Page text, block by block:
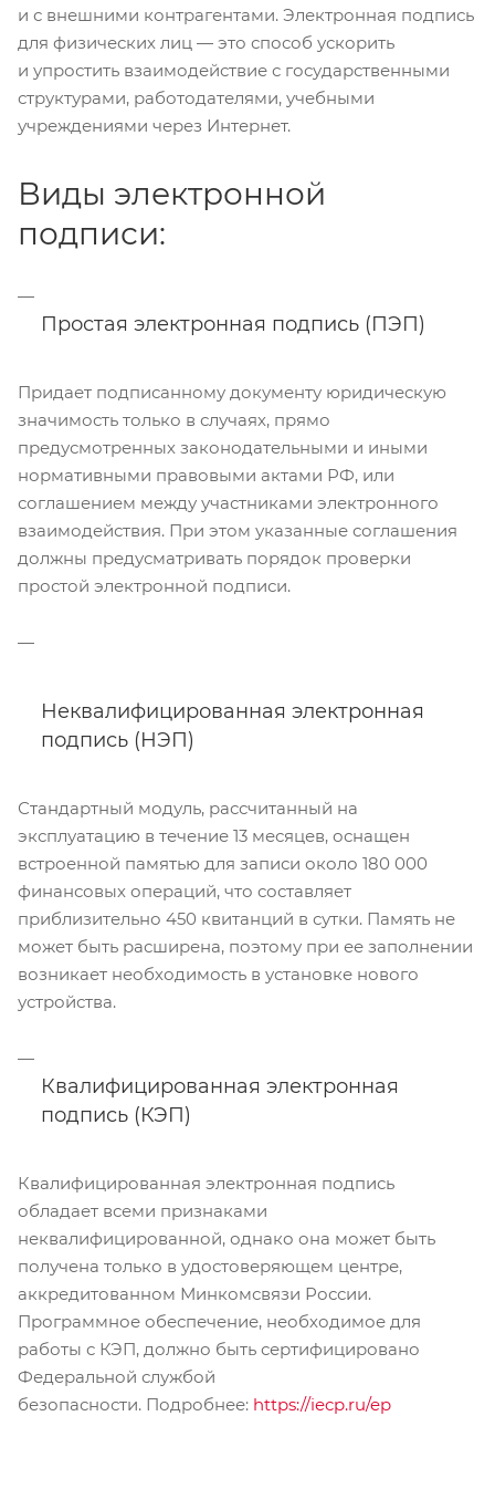
и с внешними контрагентами. Электронная подпись
для физических лиц — это способ ускорить
и упростить взаимодействие с государственными
структурами, работодателями, учебными
учреждениями через Интернет.
Виды электронной
подписи:
Простая электронная подпись (ПЭП)
Придает подписанному документу юридическую
значимость только в случаях, прямо
предусмотренных законодательными и иными
нормативными правовыми актами РФ, или
соглашением между участниками электронного
взаимодействия. При этом указанные соглашения
должны предусматривать порядок проверки
простой электронной подписи.
Неквалифицированная электронная
подпись (НЭП)
Стандартный модуль, рассчитанный на
эксплуатацию в течение 13 месяцев, оснащен
встроенной памятью для записи около 180 000
финансовых операций, что составляет
приблизительно 450 квитанций в сутки. Память не
может быть расширена, поэтому при ее заполнении
возникает необходимость в установке нового
устройства.
Квалифицированная электронная
подпись (КЭП)
Квалифицированная электронная подпись
обладает всеми признаками
неквалифицированной, однако она может быть
получена только в удостоверяющем центре,
аккредитованном Минкомсвязи России.
Программное обеспечение, необходимое для
работы с КЭП, должно быть сертифицировано
Федеральной службой
безопасности. Подробнее: https://iecp.ru/ep